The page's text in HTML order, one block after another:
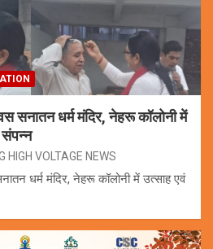
सनातन धर्म मंदिर, नेहरू कॉलोनी में
संपन्न
HIGH VOLTAGE NEWS
धर्म मंदिर, नेहरू कॉलोनी में उत्साह एवं